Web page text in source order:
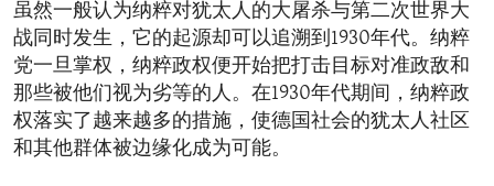
虽然一般认为纳粹对犹太人的大屠杀与第二次世界大
战同时发生，它的起源却可以追溯到1930年代。纳粹
党一旦掌权，纳粹政权便开始把打击目标对准政敌和
那些被他们视为劣等的人。在1930年代期间，纳粹政
权落实了越来越多的措施，使德国社会的犹太人社区
和其他群体被边缘化成为可能。